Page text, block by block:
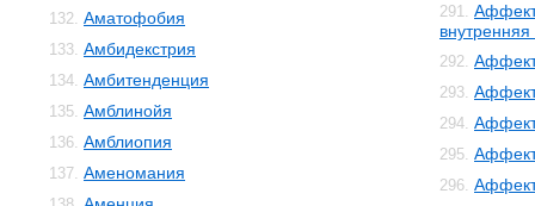
132. Аматофобия
133. Амбидекстрия
134. Амбитенденция
135. Амблинойя
136. Амблиопия
137. Аменомания
291.
292.
293.
294.
295.
296.